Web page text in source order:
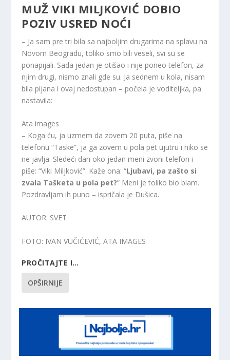
MUŽ VIKI MILJKOVIĆ DOBIO
POZIV USRED NOĆI
– Ja sam pre tri bila sa najboljim drugarima na splavu na
Novom Beogradu, toliko smo bili veseli, svi su se
ponapijali. Sada jedan je otišao i nije poneo telefon, za
njim drugi, nismo znali gde su. Ja sednem u kola, nisam
bila pijana i ovaj nedostupan – počela je voditeljka, pa
nastavila:
Ata images
– Koga ću, ja uzmem da zovem 20 puta, piše na
telefonu “Taske”, ja ga zovem u pola pet ujutru i niko se
ne javlja. Sledeći dan oko jedan meni zvoni telefon i
piše: “Viki Miljković”. Kaže ona: “Ljubavi, pa zašto si
zvala Tašketa u pola pet?” Meni je toliko bio blam.
Pozdravljam ih puno – ispričala je Dušica.
AUTOR: SVET
FOTO: IVAN VUČIĆEVIĆ, ATA IMAGES
PROČITAJTE I…
OPŠIRNIJE